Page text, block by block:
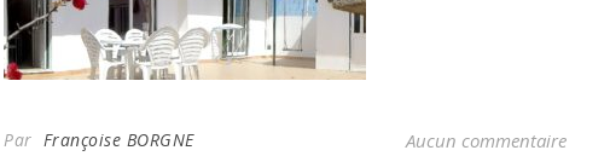
Par Françoise BORGNE Aucun commentaire